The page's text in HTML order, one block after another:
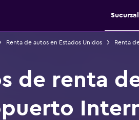
Renta de autos en Estados Unidos Renta
de renta